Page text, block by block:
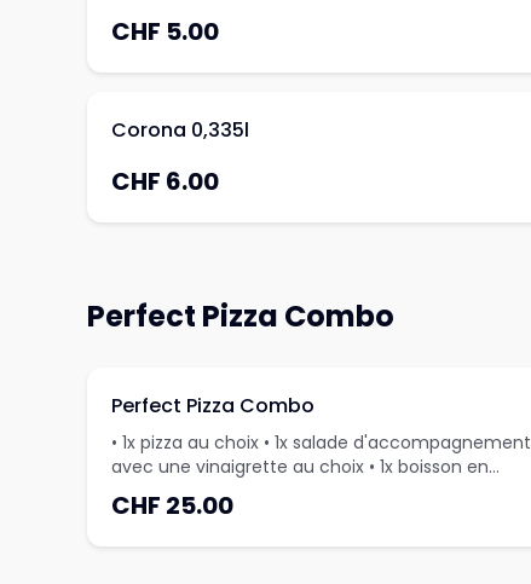
CHF 5.00
Corona 0,335l
CHF 6.00
Perfect Pizza Combo
Perfect Pizza Combo
• 1x pizza au choix • 1x salade d'accompagnement
avec une vinaigrette au choix • 1x boisson en
boîte au choix
CHF 25.00